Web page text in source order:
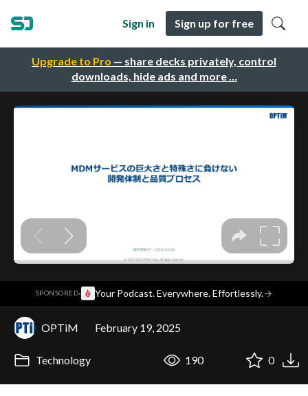
Upgrade to Pro — share decks privately, control
downloads, hide ads and more …
Sign in Sign up for free
SPONSORED· Your Podcast. Everywhere. Effortlessly.→
OPTiM February 19, 2025
Technology 190 0